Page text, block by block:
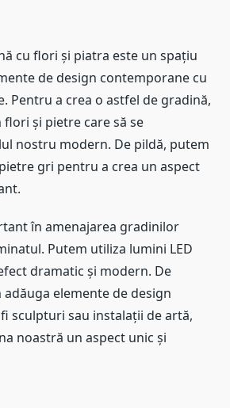
cu flori și piatra este un spațiu
de design contemporane cu
Pentru a crea o astfel de gradină,
și pietre care să se
nostru modern. De pildă, putem
gri pentru a crea un aspect
în amenajarea gradinilor
Putem utiliza lumini LED
dramatic și modern. De
elemente de design
sculpturi sau instalații de artă,
noastră un aspect unic și